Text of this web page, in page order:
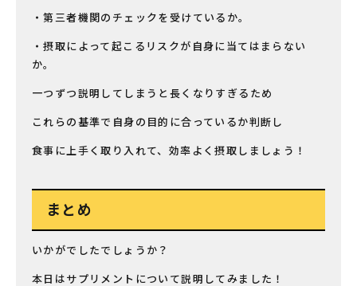
・第三者機関のチェックを受けているか。
・摂取によって起こるリスクが自身に当てはまらない
か。
一つずつ説明してしまうと長くなりすぎるため
これらの基準で自身の目的に合っているか判断し
食事に上手く取り入れて、効率よく摂取しましょう！
まとめ
いかがでしたでしょうか？
本日はサプリメントについて説明してみました！